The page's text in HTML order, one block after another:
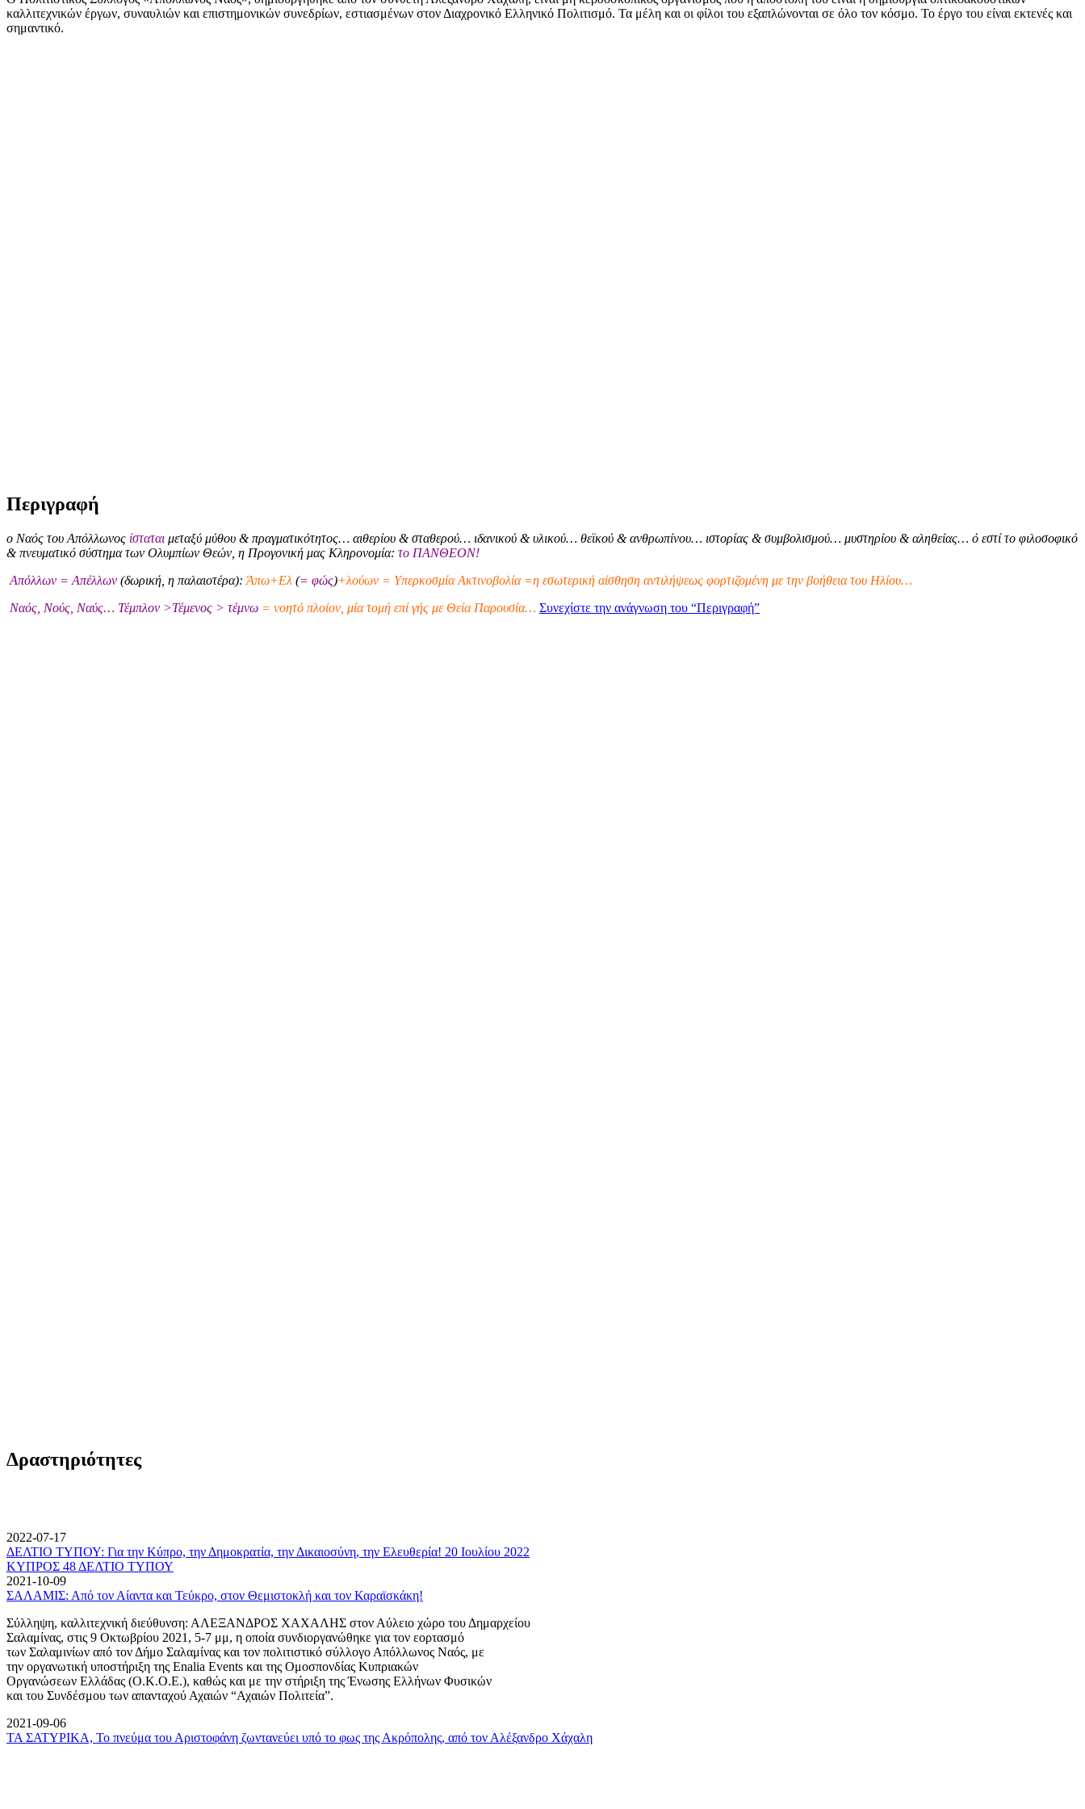
καλλιτεχνικών έργων, συναυλιών και επιστημονικών συνεδρίων, εστιασμένων στον Διαχρονικό Ελληνικό Πολιτισμό. Τα μέλη και οι φίλοι του εξαπλώνονται σε όλο τον κόσμο. Το έργο του είναι εκτενές και
σημαντικό.
Περιγραφή
ο Ναός του Απόλλωνος ίσταται μεταξύ μύθου & πραγματικότητος… αιθερίου & σταθερού… ιδανικού & υλικού… θεϊκού & ανθρωπίνου… ιστορίας & συμβολισμού… μυστηρίου & αληθείας… ό εστί το φιλοσοφικό
& πνευματικό σύστημα των Ολυμπίων Θεών, η Προγονική μας Κληρονομία: το ΠΑΝΘΕΟΝ!
Απόλλων = Απέλλων (δωρική, η παλαιοτέρα): Άπω+Ελ (= φώς)+λούων = Υπερκοσμία Ακτινοβολία =η εσωτερική αίσθηση αντιλήψεως φορτιζομένη με την βοήθεια του Ηλίου…
Ναός, Νούς, Ναύς… Τέμπλον >Τέμενος > τέμνω = νοητό πλοίον, μία τομή επί γής με Θεία Παρουσία… Συνεχίστε την ανάγνωση του “Περιγραφή”
Δραστηριότητες
2022-07-17
ΔΕΛΤΙΟ ΤΥΠΟΥ: Για την Κύπρο, την Δημοκρατία, την Δικαιοσύνη, την Ελευθερία! 20 Ιουλίου 2022
ΚΥΠΡΟΣ 48 ΔΕΛΤΙΟ ΤΥΠΟΥ
2021-10-09
ΣΑΛΑΜΙΣ: Από τον Αίαντα και Τεύκρο, στον Θεμιστοκλή και τον Καραϊσκάκη!
Σύλληψη, καλλιτεχνική διεύθυνση: ΑΛΕΞΑΝΔΡΟΣ ΧΑΧΑΛΗΣ στον Αύλειο χώρο του Δημαρχείου
Σαλαμίνας, στις 9 Οκτωβρίου 2021, 5-7 μμ, η οποία συνδιοργανώθηκε για τον εορτασμό
των Σαλαμινίων από τον Δήμο Σαλαμίνας και τον πολιτιστικό σύλλογο Απόλλωνος Ναός, με
την οργανωτική υποστήριξη της Enalia Events και της Ομοσπονδίας Κυπριακών
Οργανώσεων Ελλάδας (Ο.Κ.Ο.Ε.), καθώς και με την στήριξη της Ένωσης Ελλήνων Φυσικών
και του Συνδέσμου των απανταχού Αχαιών “Αχαιών Πολιτεία”.
2021-09-06
ΤΑ ΣΑΤΥΡΙΚΑ, Το πνεύμα του Αριστοφάνη ζωντανεύει υπό το φως της Ακρόπολης, από τον Αλέξανδρο Χάχαλη